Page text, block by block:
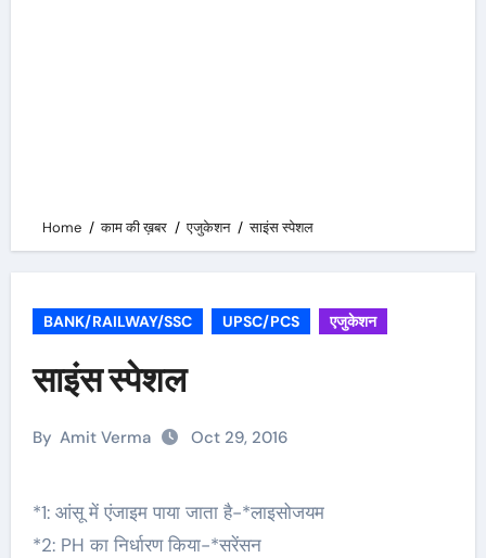
Home काम की ख़बर एजुकेशन साइंस स्पेशल
BANK/RAILWAY/SSC UPSC/PCS एजुकेशन
साइंस स्पेशल
By Amit Verma Oct 29, 2016
*1: आंसू में एंजाइम पाया जाता है-*लाइसोजयम
*2: PH का निर्धारण किया-*सरेंसन